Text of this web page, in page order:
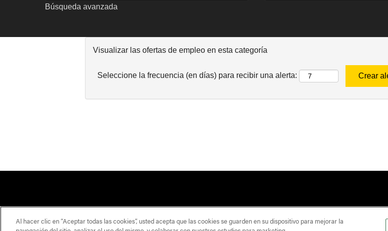
Búsqueda avanzada
Visualizar las ofertas de empleo en esta categoría
Seleccione la frecuencia (en días) para recibir una alerta:
Al hacer clic en “Aceptar todas las cookies”, usted acepta que las cookies se guarden en su dispositivo para mejorar la